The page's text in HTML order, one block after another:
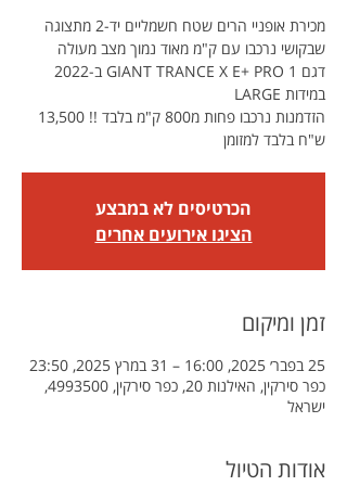
מכירת אופניי הרים שטח חשמליים יד-2 מתצוגה
דגם GIANT TRANCE X E+ PRO 1 ב-2022
הזדמנות נרכבו פחות מ800 ק"מ בלבד !! 13,500
ש"ח בלבד למזומן
הכרטיסים לא במבצע
הציגו אירועים אחרים
זמן ומיקום
25 בפבר׳ 2025, 16:00 – 31 במרץ 2025, 23:50
כפר סירקין, האילנות 20, כפר סירקין, 4993500,
ישראל
אודות הטיול